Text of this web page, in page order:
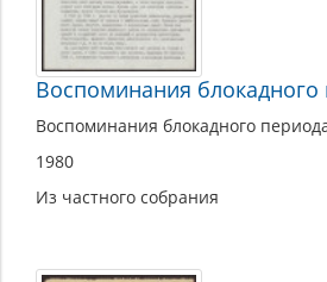
Воспоминания блокадного
Воспоминания блокадного
1980
Из частного собрания